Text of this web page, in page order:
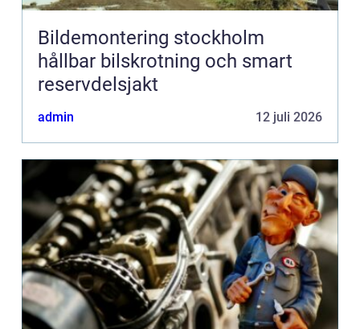
Bildemontering stockholm
hållbar bilskrotning och smart
reservdelsjakt
admin 12 juli 2026